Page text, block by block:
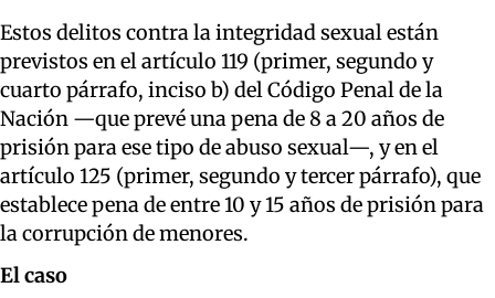
Estos delitos contra la integridad sexual están
previstos en el artículo 119 (primer, segundo y
cuarto párrafo, inciso b) del Código Penal de la
Nación —que prevé una pena de 8 a 20 años de
prisión para ese tipo de abuso sexual—, y en el
artículo 125 (primer, segundo y tercer párrafo), que
establece pena de entre 10 y 15 años de prisión para
la corrupción de menores.
El caso